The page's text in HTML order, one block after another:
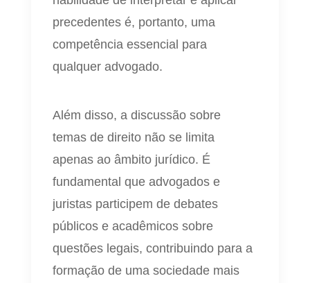
precedentes é, portanto, uma
competência essencial para
qualquer advogado.
Além disso, a discussão sobre
temas de direito não se limita
apenas ao âmbito jurídico. É
fundamental que advogados e
juristas participem de debates
públicos e acadêmicos sobre
questões legais, contribuindo para a
formação de uma sociedade mais